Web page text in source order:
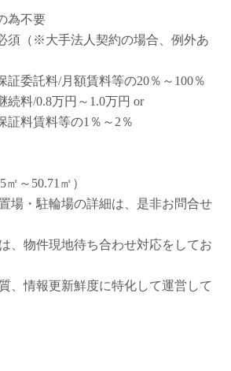
不要
（※大手法人契約の場合、例外あ
託料/月額賃料等の20％～100％
料/0.8万円～1.0万円 or
料賃料等の1％～2％
～50.71㎡）
場・駐輪場の詳細は、是非お問合せ
、物件現地待ち合わせ対応をしてお
、情報更新鮮度に特化して運営して